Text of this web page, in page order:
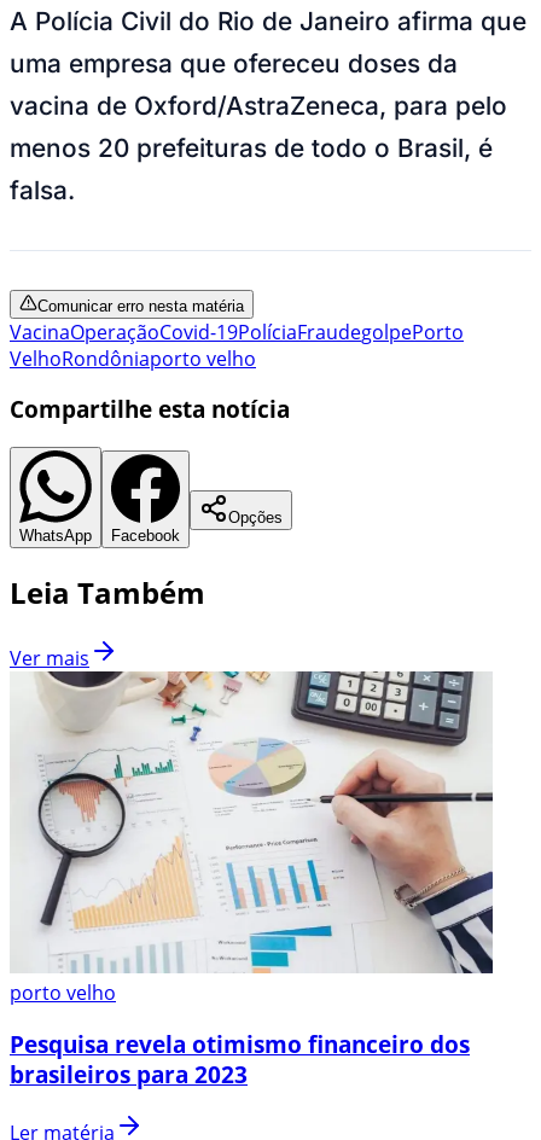
A Polícia Civil do Rio de Janeiro afirma que
uma empresa que ofereceu doses da
vacina de Oxford/AstraZeneca, para pelo
menos 20 prefeituras de todo o Brasil, é
falsa.
Comunicar erro nesta matéria
VacinaOperaçãoCovid-19PolíciaFraudegolpePorto
VelhoRondôniaporto velho
Compartilhe esta notícia
WhatsApp Facebook
Opções
Leia Também
Ver mais
porto velho
Pesquisa revela otimismo financeiro dos
brasileiros para 2023
Ler matéria